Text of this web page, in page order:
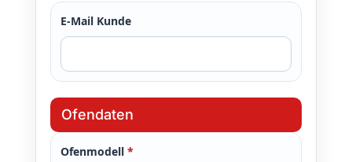
E-Mail Kunde
Ofendaten
Ofenmodell *